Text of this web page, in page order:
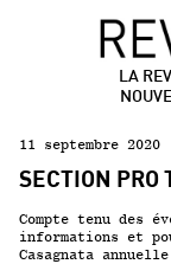
LA
11 septembre 2020
SECTION PRO
Compte tenu des
informations et
Casagnata